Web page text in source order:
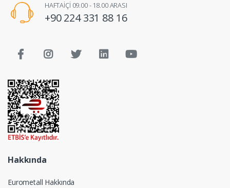
HAFTAİÇİ 09.00 - 18.00 ARASI
+90 224 331 88 16
Hakkında
Eurometall Hakkında